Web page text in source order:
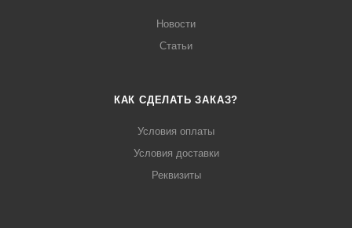
Новости
Статьи
КАК СДЕЛАТЬ ЗАКАЗ?
Условия оплаты
Условия доставки
Реквизиты